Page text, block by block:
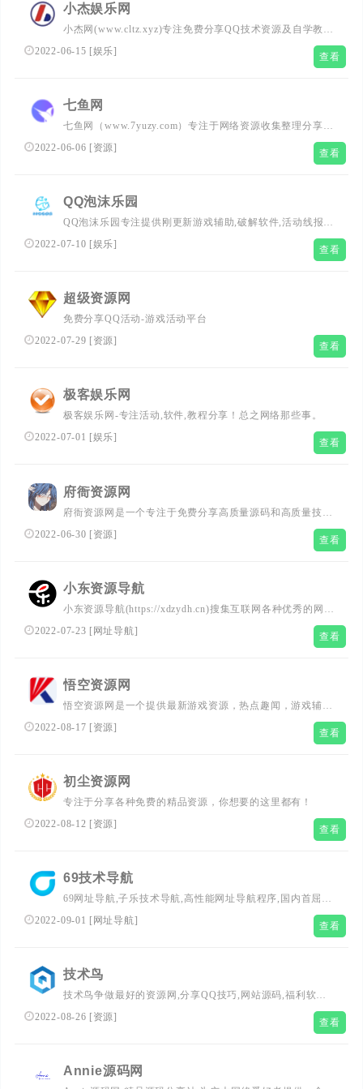
小杰娱乐网
小杰网(www.cltz.xyz)专注免费分享QQ技术资源及自学教
程，小杰每天坚持分享网络教学技术资源，努力为各位网友
2022-06-15 [娱乐] 查看
七鱼网
七鱼网（www.7yuzy.com）专注于网络资源收集整理分享，
每天更新众多优志活动资讯、精品游戏辅助、实用软件资
2022-06-06 [资源] 查看
QQ泡沫乐园
QQ泡沫乐园专注提供刚更新游戏辅助,破解软件,活动线报,
网站源码,刚更新电影,努力打造全网最优志分享平台!
2022-07-10 [娱乐] 查看
超级资源网
免费分享QQ活动-游戏活动平台
2022-07-29 [资源] 查看
极客娱乐网
极客娱乐网-专注活动,软件,教程分享！总之网络那些事。
2022-07-01 [娱乐] 查看
府衙资源网
府衙资源网是一个专注于免费分享高质量源码和高质量技术
教程的中小型企业站我们热衷于搬砖,原创帖子
2022-06-30 [资源] 查看
小东资源导航
小东资源导航(https://xdzydh.cn)搜集互联网各种优秀的网站
网址导航网，小东资源导航全力打造全网最实用简洁的技术
网址导航基地,一站式网络技术学习起点站,用心打造最实用
分享优志资源 如小高教程，小刀娱乐，小k娱乐网等！
2022-07-23 [网址导航] 查看
悟空资源网
悟空资源网是一个提供最新游戏资源，热点趣闻，游戏辅
助，活动资讯，福利美图，电影抢先看，网站源码，QQ软
件等资源的网站。努力打造成为全国网络爱好者交流分享的
2022-08-17 [资源] 查看
初尘资源网
专注于分享各种免费的精品资源，你想要的这里都有！
2022-08-12 [资源] 查看
69技术导航
69网址导航,子乐技术导航,高性能网址导航程序,国内首屈一
指的技术教程活动导航分类平台，站点已累计收录数千网
站，累计为中国网民提供多达数亿的访问点击，满足用户随
2022-09-01 [网址导航] 查看
技术鸟
技术鸟争做最好的资源网,分享QQ技巧,网站源码,福利软件,
热门视频等各种资源！
2022-08-26 [资源] 查看
Annie源码网